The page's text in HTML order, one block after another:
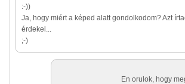
:-))
Ja, hogy miért a képed alatt gondolkodom? Azt
érdekel...
;-)
En orulok, hogy